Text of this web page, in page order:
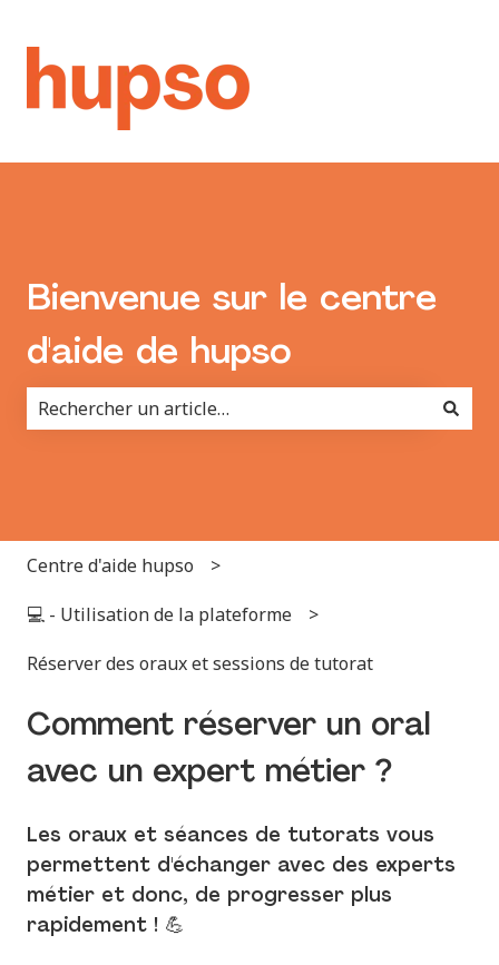
Bienvenue sur le centre
d'aide de hupso
Centre d'aide hupso
💻 - Utilisation de la plateforme
Réserver des oraux et sessions de tutorat
Comment réserver un oral
avec un expert métier ?
Les oraux et séances de tutorats vous
permettent d'échanger avec des experts
métier et donc, de progresser plus
rapidement ! 💪